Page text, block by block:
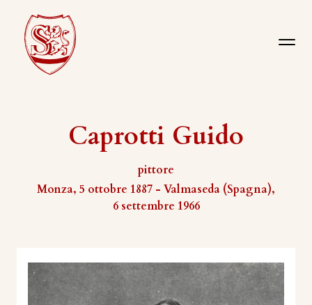
Caprotti Guido
pittore
Monza, 5 ottobre 1887 - Valmaseda (Spagna),
6 settembre 1966